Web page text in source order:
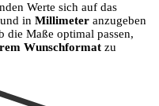
Werte sich auf das
in Millimeter anzugeben
die Maße optimal passen,
Wunschformat zu